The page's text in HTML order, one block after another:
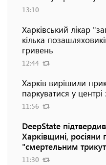
13:10
Харківський лікар
кілька
гривень
12:44
Харків вирішили
паркуватися у
11:56
DeepState
Харківщині,
"смертельним
11:30